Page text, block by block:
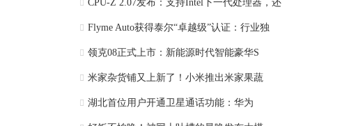
一代处理器，还
CPU-Z 2.07发布：支持Intel下一代处理器，还
Flyme Auto获得泰尔“卓越级”认证：行业独
领克08正式上市：新能源时代智能豪华S
米家杂货铺又上新了！小米推出米家果蔬
湖北首位用户开通卫星通话功能：华为